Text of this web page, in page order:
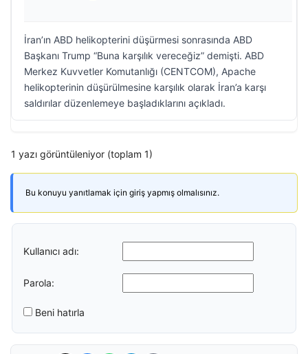
İran’ın ABD helikopterini düşürmesi sonrasında ABD
Başkanı Trump “Buna karşılık vereceğiz” demişti. ABD
Merkez Kuvvetler Komutanlığı (CENTCOM), Apache
helikopterinin düşürülmesine karşılık olarak İran’a karşı
saldırılar düzenlemeye başladıklarını açıkladı.
1 yazı görüntüleniyor (toplam 1)
Bu konuyu yanıtlamak için giriş yapmış olmalısınız.
Kullanıcı adı:
Parola:
Beni hatırla